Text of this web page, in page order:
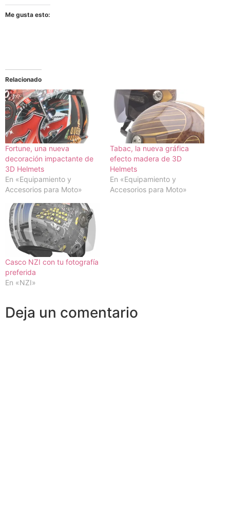
Me gusta esto:
Relacionado
Fortune, una nueva
decoración impactante de
3D Helmets
En «Equipamiento y
Accesorios para Moto»
Tabac, la nueva gráfica
efecto madera de 3D
Helmets
En «Equipamiento y
Accesorios para Moto»
Casco NZI con tu fotografía
preferida
En «NZI»
Deja un comentario